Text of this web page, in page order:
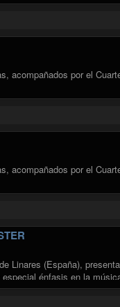
acompañados por el
acompañados por el
Linares (España),
énfasis en la
SALA MASTER"